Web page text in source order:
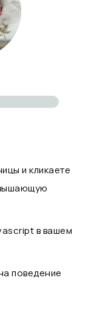
и кликаете
в вашем
поведение